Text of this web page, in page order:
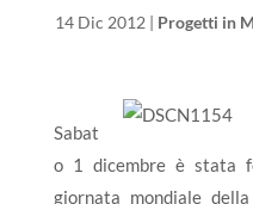
14 Dic 2012 | Progetti in
Sabat
o 1 dicembre è stata
giornata mondiale